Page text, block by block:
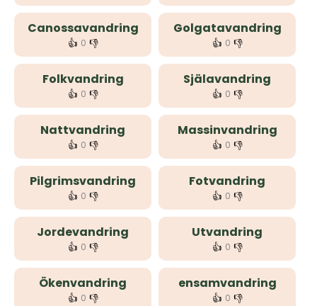
Canossavandring
👍 0 👎
Golgatavandring
👍 0 👎
Folkvandring
👍 0 👎
Själavandring
👍 0 👎
Nattvandring
👍 0 👎
Massinvandring
👍 0 👎
Pilgrimsvandring
👍 0 👎
Fotvandring
👍 0 👎
Jordevandring
👍 0 👎
Utvandring
👍 0 👎
Ökenvandring
👍 0 👎
ensamvandring
👍 0 👎